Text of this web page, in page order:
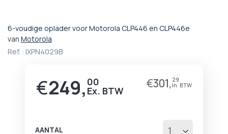
6-voudige oplader voor Motorola CLP446 en CLP446e
van Motorola
Ref. : IXPN4029B
€249, 00 €301, 29
AANTAL
Ga
naar
het
afbeeldingen-